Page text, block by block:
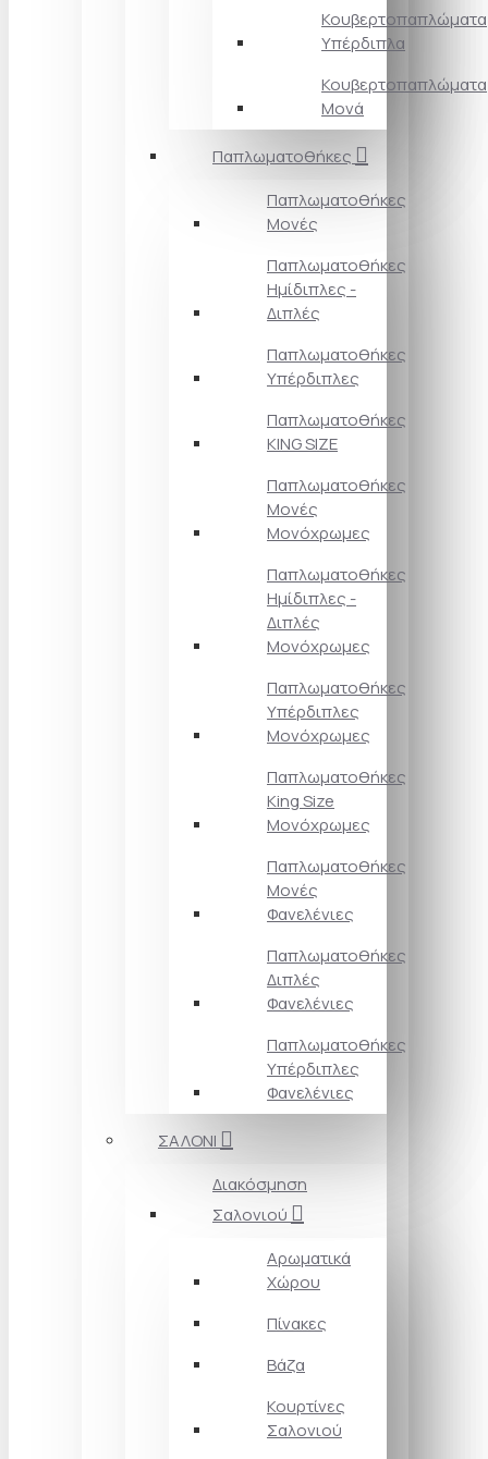
Κουβερτοπαπλώματα
Υπέρδιπλα
Κουβερτοπαπλώματα
Μονά
Παπλωματοθήκες
Παπλωματοθήκες
Μονές
Παπλωματοθήκες
Ημίδιπλες -
Διπλές
Παπλωματοθήκες
Υπέρδιπλες
Παπλωματοθήκες
KING SIZE
Παπλωματοθήκες
Μονές
Μονόχρωμες
Παπλωματοθήκες
Ημίδιπλες -
Διπλές
Μονόχρωμες
Παπλωματοθήκες
Υπέρδιπλες
Μονόχρωμες
Παπλωματοθήκες
King Size
Μονόχρωμες
Παπλωματοθήκες
Μονές
Φανελένιες
Παπλωματοθήκες
Διπλές
Φανελένιες
Παπλωματοθήκες
Υπέρδιπλες
Φανελένιες
ΣΑΛΟΝΙ
Διακόσμηση
Σαλονιού
Αρωματικά
Χώρου
Πίνακες
Βάζα
Κουρτίνες
Σαλονιού